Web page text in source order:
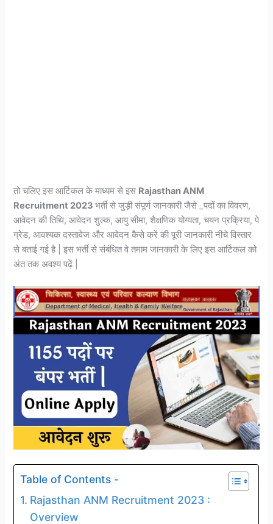
तो चलिए इस आर्टिकल के माध्यम से इस Rajasthan ANM
Recruitment 2023भर्ती से जुड़ी संपूर्ण जानकारी जैसे _पदों का विवरण,
आवेदन की तिथि, आवेदन शुल्क, आयु सीमा, शैक्षणिक योग्यता, चयन प्रक्रिया, पे
ग्रेड, आवश्यक दस्तावेज और आवेदन कैसे करें की पूरी जानकारी नीचे विस्तार
से बताई गई है | इस भर्ती से संबंधित वे तमाम जानकारी के लिए इस आर्टिकल को
अंत तक अवश्य पढ़ें |
Table of Contents -
Rajasthan ANM Recruitment 2023 :
Overview